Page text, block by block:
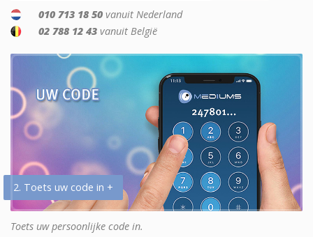
010 713 18 50 vanuit Nederland
02 788 12 43 vanuit België
2. Toets uw code in +
Toets uw persoonlijke code in.